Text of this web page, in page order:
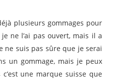
plusieurs gommages pour
ne l’ai pas ouvert, mais il a
ne suis pas sûre que je serai
un gommage, mais je peux
une marque suisse que